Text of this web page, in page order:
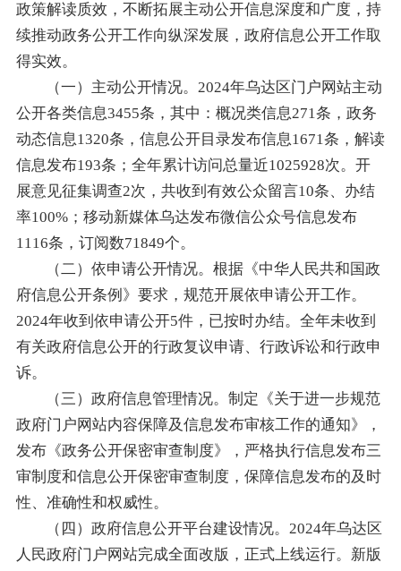
政策解读质效，不断拓展主动公开信息深度和广度，持
续推动政务公开工作向纵深发展，政府信息公开工作取
得实效。
（一）主动公开情况。2024年乌达区门户网站主动
公开各类信息3455条，其中：概况类信息271条，政务
动态信息1320条，信息公开目录发布信息1671条，解读
信息发布193条；全年累计访问总量近1025928次。开
展意见征集调查2次，共收到有效公众留言10条、办结
率100%；移动新媒体乌达发布微信公众号信息发布
1116条，订阅数71849个。
（二）依申请公开情况。根据《中华人民共和国政
府信息公开条例》要求，规范开展依申请公开工作。
2024年收到依申请公开5件，已按时办结。全年未收到
有关政府信息公开的行政复议申请、行政诉讼和行政申
诉。
（三）政府信息管理情况。制定《关于进一步规范
政府门户网站内容保障及信息发布审核工作的通知》，
发布《政务公开保密审查制度》，严格执行信息发布三
审制度和信息公开保密审查制度，保障信息发布的及时
性、准确性和权威性。
（四）政府信息公开平台建设情况。2024年乌达区
人民政府门户网站完成全面改版，正式上线运行。新版